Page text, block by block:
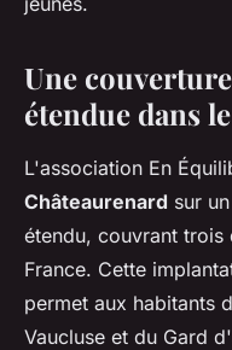
Une
étendue dans
L'association En
Châteaurenard sur
étendu, couvrant trois
France. Cette
permet aux habitants
Vaucluse et du Gard